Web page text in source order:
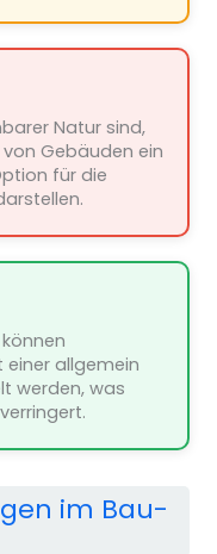
Natur sind,
Gebäuden ein
für die
einer allgemein
werden, was
im Bau-